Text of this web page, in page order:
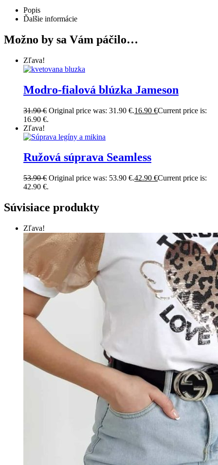
Popis
Ďalšie informácie
Možno by sa Vám páčilo…
Zľava!
Modro-fialová blúzka Jameson
31.90€ Original price was: 31.90 €.16.90 €Current price is:
16.90 €.
Zľava!
Ružová súprava Seamless
53.90€ Original price was: 53.90 €.42.90 €Current price is:
42.90 €.
Súvisiace produkty
Zľava!